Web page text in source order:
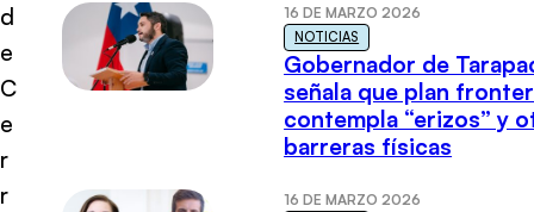
d
e
C
e
r
r
16 DE MARZO 2026
NOTICIAS
Gobernador de
señala que plan
contempla “erizos” y
barreras físicas
16 DE MARZO 2026